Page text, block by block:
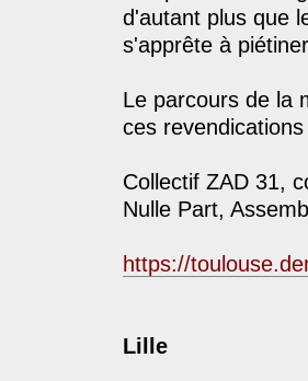
d'autant plus que
s'apprête à
Le parcours de la
ces
Collectif ZAD 31,
Nulle Part,
https://
Lille